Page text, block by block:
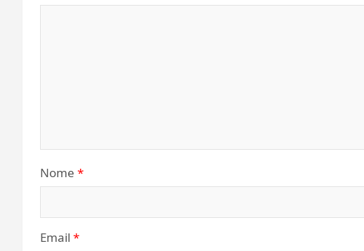
Nome *
Email *